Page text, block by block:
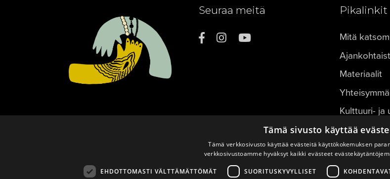
Seuraa meitä Pikalinkit
Mitä
Materiaalit
Kulttuuri- ja
FOKUS ry
Tämä sivusto käyttää
Tämä verkkosivusto käyttää evästeitä käyttökokemuksen
verkkosivustoamme hyväksyt kaikki evästeet
EHDOTTOMASTI VÄLTTÄMÄTTÖMÄT SUORITUSKYVYLLISET